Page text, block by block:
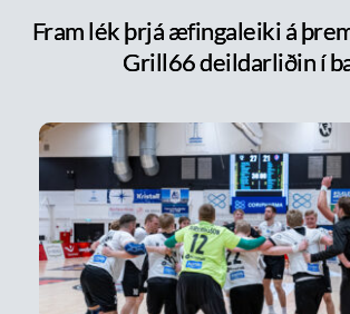
Fram lék þrjá æfingaleiki á
Grill66 deildarliðin í